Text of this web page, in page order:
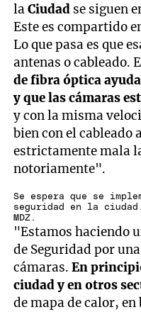
laCiudad se siguen
Este es compartido
Lo que pasa es que
antenas o cableado.
de fibra óptica
y que las cámaras
y con la misma
bien con el cableado
estrictamente mala
notoriamente".
Se espera que se
seguridad en la
MDZ.
"Estamos haciendo
de Seguridad por
cámaras.En
ciudad y en otros
de mapa de calor,